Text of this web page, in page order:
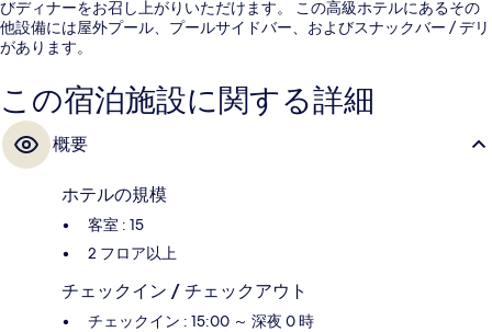
びディナーをお召し上がりいただけます。 この高級ホテルにあるその
他設備には屋外プール、プールサイドバー、およびスナックバー / デリ
があります。
この宿泊施設に関する詳細
概要
ホテルの規模
客室 : 15
2 フロア以上
チェックイン / チェックアウト
チェックイン : 15:00 ～ 深夜 0 時